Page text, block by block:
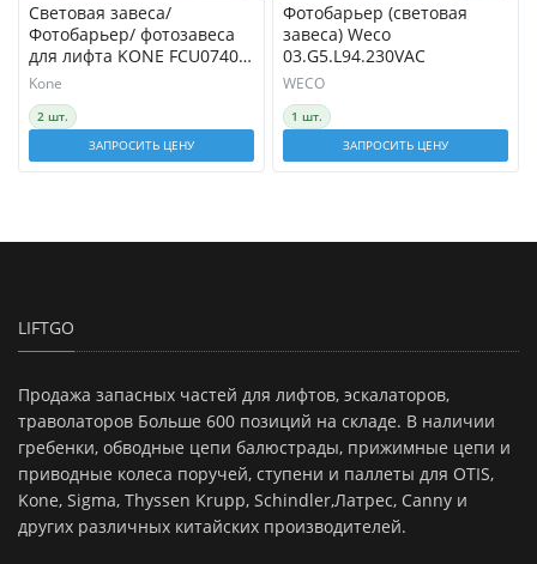
Световая завеса/
Фотобарьер/ фотозавеса
для лифта KONE FCU0740
SLIMSCREEN, 2016mm
Kone
2 шт.
ЗАПРОСИТЬ ЦЕНУ
Фотобарьер (световая
завеса) Weco
03.G5.L94.230VAC
WECO
1 шт.
ЗАПРОСИТЬ ЦЕНУ
LIFTGO
Продажа запасных частей для лифтов, эскалаторов,
траволаторов Больше 600 позиций на складе. В наличии
гребенки, обводные цепи балюстрады, прижимные цепи и
приводные колеса поручей, ступени и паллеты для OTIS,
Kone, Sigma, Thyssen Krupp, Schindler,Латрес, Canny и
других различных китайских производителей.